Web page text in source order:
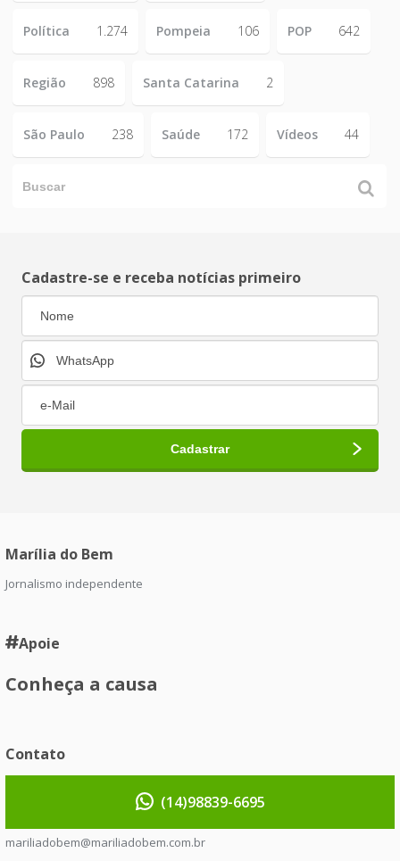
Política 1.274 Pompeia 106 POP 642
Região 898 Santa Catarina 2
São Paulo 238 Saúde 172 Vídeos 44
Cadastre-se e receba notícias primeiro
Marília do Bem
Jornalismo independente
Apoie
Conheça a causa
Contato
(14)98839-6695
mariliadobem@mariliadobem.com.br